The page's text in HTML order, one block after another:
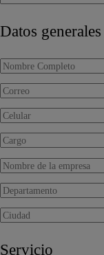
Datos generales
Servicio